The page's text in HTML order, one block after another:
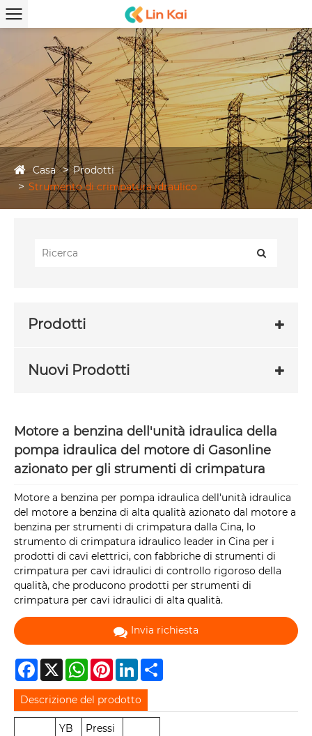
Casa
Prodotti
Strumento di crimpatura idraulico
Prodotti
Nuovi Prodotti
Motore a benzina dell'unità idraulica della
pompa idraulica del motore di Gasonline
azionato per gli strumenti di crimpatura
Motore a benzina per pompa idraulica dell'unità idraulica
del motore a benzina di alta qualità azionato dal motore a
benzina per strumenti di crimpatura dalla Cina, lo
strumento di crimpatura idraulico leader in Cina per i
prodotti di cavi elettrici, con fabbriche di strumenti di
crimpatura per cavi idraulici di controllo rigoroso della
qualità, che producono prodotti per strumenti di
crimpatura per cavi idraulici di alta qualità.
Invia richiesta
Facebook
X WhatsAppPinterestLinkedIn
Descrizione del prodotto
YB
Pressi